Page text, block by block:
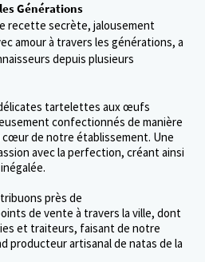
Générations
recette secrète, jalousement
amour à travers les générations, a
depuis plusieurs
tartelettes aux œufs
confectionnés de manière
cœur de notre établissement. Une
avec la perfection, créant ainsi
près de
de vente à travers la ville, dont
et traiteurs, faisant de notre
producteur artisanal de natas de la